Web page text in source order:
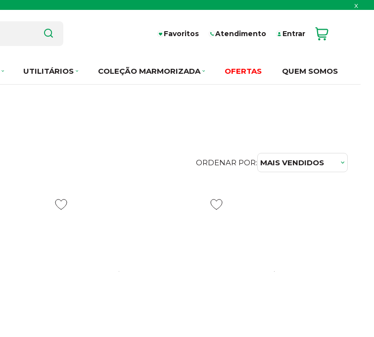
x
Favoritos Atendimento Entrar
UTILITÁRIOS COLEÇÃO MARMORIZADA OFERTAS QUEM SOMOS
ORDENAR POR: MAIS VENDIDOS